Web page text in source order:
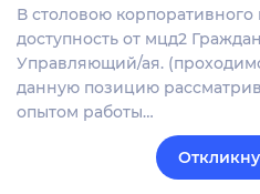
В столовою
доступность от мцд2
Управляющий/ая.
данную позицию
опытом работы…